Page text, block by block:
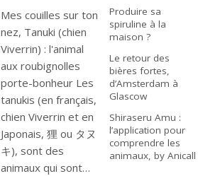
Mes couilles sur ton
nez, Tanuki (chien
Viverrin) : l'animal
aux roubignolles
porte-bonheur Les
tanukis (en français,
chien Viverrin et en
Japonais, 狸 ou タヌ
キ), sont des
animaux qui sont…
Produire sa
spiruline à la
maison ?
Le retour des
bières fortes,
d’Amsterdam à
Glascow
Shiraseru Amu :
l’application pour
comprendre les
animaux, by Anicall